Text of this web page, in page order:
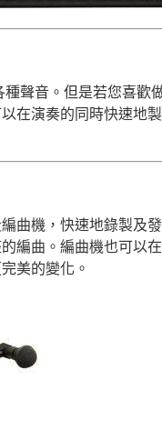
聲音。但是若您喜歡
在演奏的同時快速地
曲機，快速地錄製及
編曲。編曲機也可以
美的變化。